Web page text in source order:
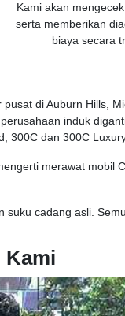
Kami akan
serta memberikan
biaya secara
di Auburn Hills,
induk
dan 300C
merawat mobil
cadang asli.
Kami